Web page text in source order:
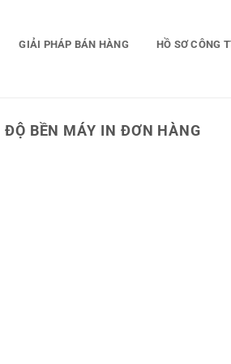
GIẢI PHÁP BÁN HÀNG HỒ SƠ CÔNG
ĐỘ BỀN MÁY IN ĐƠN HÀNG